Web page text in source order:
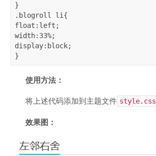
}
.blogroll li{
float:left;
width:33%;
display:block;
}
使用方法：
将上述代码添加到主题文件 style.css
效果图：